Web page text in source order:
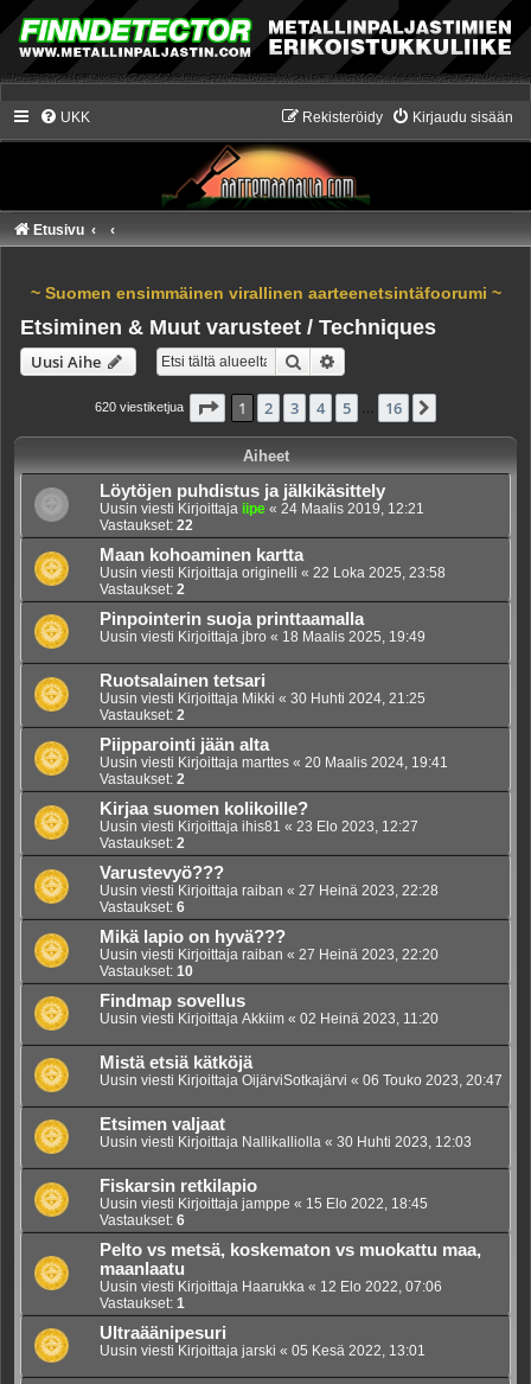
UKK Kirjaudu sisään
Rekisteröidy
Etusivu
~ Suomen ensimmäinen virallinen aarteenetsintäfoorumi ~
Etsiminen & Muut varusteet / Techniques
Uusi Aihe Etsi
620 viestiketjua Sivu /16
1 2 3 4 5 16
Aiheet
Löytöjen puhdistus ja jälkikäsittely
Uusin viesti Kirjoittaja iipe « 24 Maalis 2019, 12:21
Vastaukset: 22
Maan kohoaminen kartta
Uusin viesti Kirjoittaja originelli « 22 Loka 2025, 23:58
Vastaukset: 2
Pinpointerin suoja printtaamalla
Uusin viesti Kirjoittaja jbro « 18 Maalis 2025, 19:49
Ruotsalainen tetsari
Uusin viesti Kirjoittaja Mikki « 30 Huhti 2024, 21:25
Vastaukset: 2
Piipparointi jään alta
Uusin viesti Kirjoittaja marttes « 20 Maalis 2024, 19:41
Vastaukset: 2
Kirjaa suomen kolikoille?
Uusin viesti Kirjoittaja ihis81 « 23 Elo 2023, 12:27
Vastaukset: 2
Varustevyö???
Uusin viesti Kirjoittaja raiban « 27 Heinä 2023, 22:28
Vastaukset: 6
Mikä lapio on hyvä???
Uusin viesti Kirjoittaja raiban « 27 Heinä 2023, 22:20
Vastaukset: 10
Findmap sovellus
Uusin viesti Kirjoittaja Akkiim « 02 Heinä 2023, 11:20
Mistä etsiä kätköjä
Uusin viesti Kirjoittaja OijärviSotkajärvi « 06 Touko 2023, 20:47
Etsimen valjaat
Uusin viesti Kirjoittaja Nallikalliolla « 30 Huhti 2023, 12:03
Fiskarsin retkilapio
Uusin viesti Kirjoittaja jamppe « 15 Elo 2022, 18:45
Vastaukset: 6
Pelto vs metsä, koskematon vs muokattu maa,
maanlaatu
Uusin viesti Kirjoittaja Haarukka « 12 Elo 2022, 07:06
Vastaukset: 1
Ultraäänipesuri
Uusin viesti Kirjoittaja jarski « 05 Kesä 2022, 13:01